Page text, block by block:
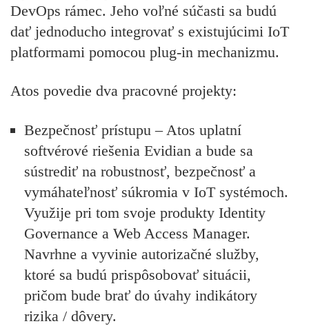
DevOps rámec. Jeho voľné súčasti sa budú
dať jednoducho integrovať s existujúcimi IoT
platformami pomocou plug-in mechanizmu.
Atos povedie dva pracovné projekty:
Bezpečnosť prístupu – Atos uplatní
softvérové riešenia Evidian a bude sa
sústrediť na robustnosť, bezpečnosť a
vymáhateľnosť súkromia v IoT systémoch.
Využije pri tom svoje produkty Identity
Governance a Web Access Manager.
Navrhne a vyvinie autorizačné služby,
ktoré sa budú prispôsobovať situácii,
pričom bude brať do úvahy indikátory
rizika / dôvery.